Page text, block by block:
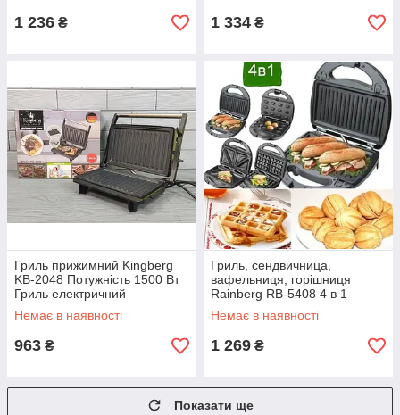
1 236 ₴ 1 334 ₴
Гриль прижимний Kingberg
KB-2048 Потужність 1500 Вт
Гриль електричний
контактний притискний
Немає в наявності
963 ₴
Гриль, сендвичница,
вафельниця, горішниця
Rainberg RB-5408 4 в 1
Немає в наявності
1 269 ₴
Показати ще